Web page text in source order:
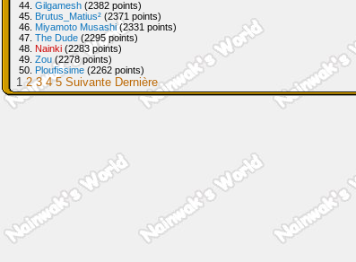
44. Gilgamesh (2382 points)
45. Brutus_Matius² (2371 points)
46. Miyamoto Musashi(2331 points)
47. The Dude (2295 points)
48. Nainki (2283 points)
49. Zou (2278 points)
50. Ploufissime (2262 points)
1 2 3 4 5 Suivante Dernière